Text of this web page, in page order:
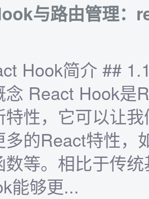
与路由管理：
Hook简介 ##
念 React Hook是
特性，它可以让
多的React特性，
数等。相比于传
能够更...